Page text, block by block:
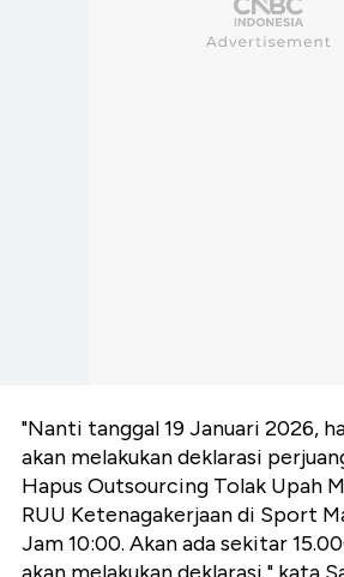
"Nanti tanggal 19 Januari 2026,
akan melakukan deklarasi
Hapus Outsourcing Tolak Upah
RUU Ketenagakerjaan di Sport
Jam 10:00. Akan ada sekitar